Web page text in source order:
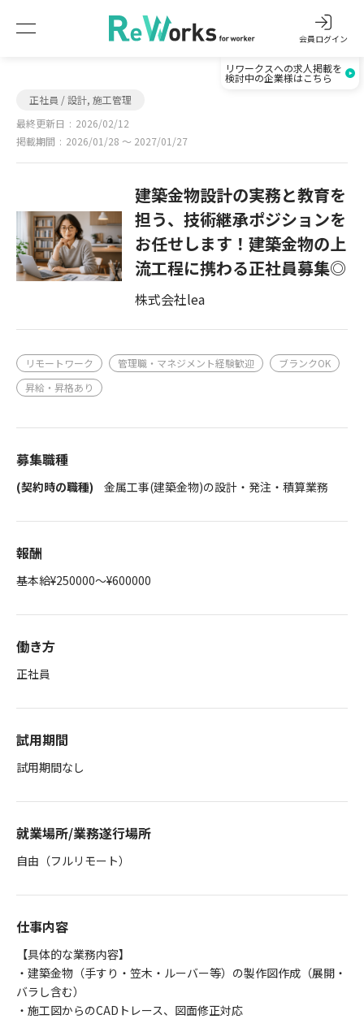
会員ログイン
リワークスへの求人掲載を
検討中の企業様はこちら
正社員 / 設計, 施工管理
最終更新日
2026/02/12
掲載期間
2026/01/28 〜 2027/01/27
建築金物設計の実務と教育を
担う、技術継承ポジションを
お任せします！建築金物の上
流工程に携わる正社員募集◎
株式会社lea
リモートワーク 管理職・マネジメント経験歓迎
ブランクOK
昇給・昇格あり
募集職種
(契約時の職種) 金属工事(建築金物)の設計・発注・積算業務
報酬
基本給¥250000～¥600000
働き方
正社員
試用期間
試用期間なし
就業場所/業務遂行場所
自由（フルリモート）
仕事内容
【具体的な業務内容】
・建築金物（手すり・笠木・ルーバー等）の製作図作成（展開・
バラし含む）
・施工図からのCADトレース、図面修正対応